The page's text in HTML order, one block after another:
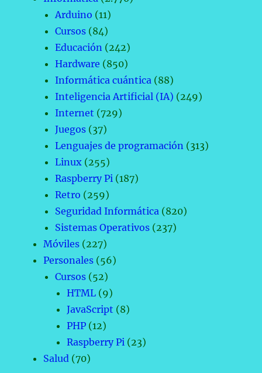
Arduino (11)
Cursos (84)
Educación (242)
Hardware (850)
Informática cuántica (88)
Inteligencia Artificial (IA) (249)
Internet (729)
Juegos (37)
Lenguajes de programación (313)
Linux (255)
Raspberry Pi (187)
Retro (259)
Seguridad Informática (820)
Sistemas Operativos (237)
Móviles (227)
Personales (56)
Cursos (52)
HTML (9)
JavaScript (8)
PHP (12)
Raspberry Pi (23)
Salud (70)